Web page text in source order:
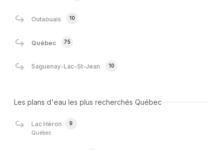
Outaouais 10
Québec 75
Saguenay-Lac-St-Jean 10
Les plans d'eau les plus recherchés Québec
Lac Héron
9
Québec